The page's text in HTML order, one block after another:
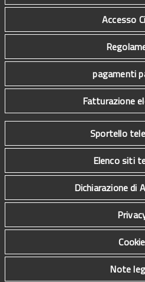
Accesso
pagamenti
Fatturazione
Sportello
Elenco siti
Dichiarazione di
Cookie
Note